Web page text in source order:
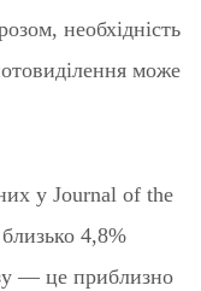
необхідність
може
у Journal of the
4,8%
— це приблизно